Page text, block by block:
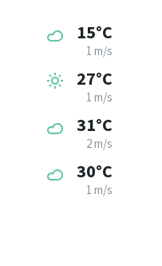
15°C
1 m/s
27°C
1 m/s
31°C
2 m/s
30°C
1 m/s